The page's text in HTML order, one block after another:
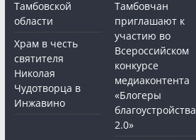
Тамбовской
области
Храм в честь
святителя
Николая
Чудотворца в
Инжавино
Тамбовчан
приглашают к
участию во
Всероссийском
конкурсе
медиаконтента
«Блогеры
благоустройства
2.0»